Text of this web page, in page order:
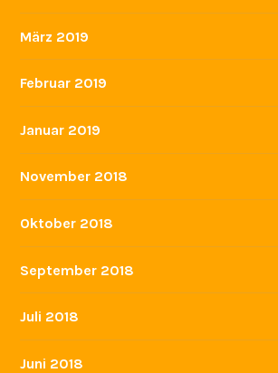
März 2019
Februar 2019
Januar 2019
November 2018
Oktober 2018
September 2018
Juli 2018
Juni 2018